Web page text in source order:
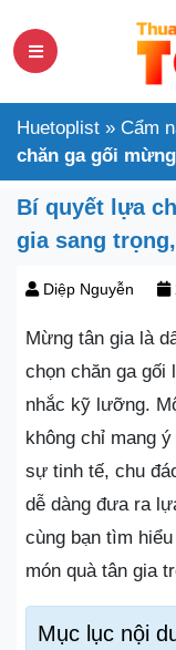
Huetoplist » Cẩm
chăn ga gối
Bí quyết lựa
gia sang
Diệp Nguyễn
Mừng tân gia là
chọn chăn ga gối
nhắc kỹ lưỡng.
không chỉ mang
sự tinh tế, chu
dễ dàng đưa ra
cùng bạn tìm
món quà tân gia
Mục lục nội